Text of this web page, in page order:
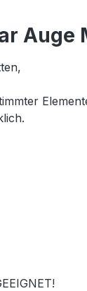
Auge